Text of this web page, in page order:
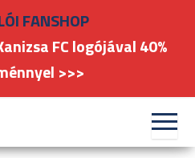
FC
#kanizsafoci
FANSHOP
FC logójával 40%
>>>